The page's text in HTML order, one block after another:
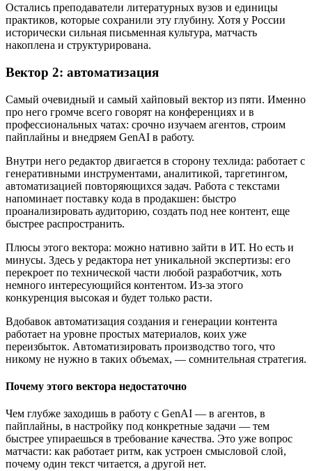
Остались преподаватели литературных вузов и единицы
практиков, которые сохранили эту глубину. Хотя у России
исторически сильная письменная культура, матчасть
накоплена и структурирована.
Вектор 2: автоматизация
Самый очевидный и самый хайповый вектор из пяти. Именно
про него громче всего говорят на конференциях и в
профессиональных чатах: срочно изучаем агентов, строим
пайплайны и внедряем GenAI в работу.
Внутри него редактор двигается в сторону техлида: работает с
генеративными инструментами, аналитикой, таргетингом,
автоматизацией повторяющихся задач. Работа с текстами
напоминает поставку кода в продакшен: быстро
проанализировать аудиторию, создать под нее контент, еще
быстрее распространить.
Плюсы этого вектора: можно нативно зайти в ИТ. Но есть и
минусы. Здесь у редактора нет уникальной экспертизы: его
перекроет по технической части любой разработчик, хоть
немного интересующийся контентом. Из-за этого
конкуренция высокая и будет только расти.
Вдобавок автоматизация создания и генерации контента
работает на уровне простых материалов, коих уже
переизбыток. Автоматизировать производство того, что
никому не нужно в таких объемах, — сомнительная стратегия.
Почему этого вектора недостаточно
Чем глубже заходишь в работу с GenAI — в агентов, в
пайплайны, в настройку под конкретные задачи — тем
быстрее упираешься в требование качества. Это уже вопрос
матчасти: как работает ритм, как устроен смысловой слой,
почему один текст читается, а другой нет.